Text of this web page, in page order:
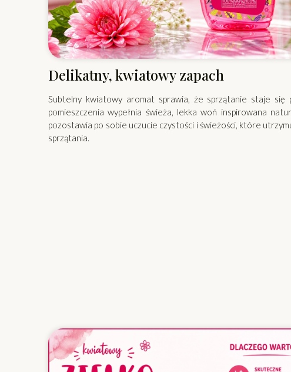
Delikatny, kwiatowy zapach
Subtelny kwiatowy aromat sprawia, że sprzątanie staje się
pomieszczenia wypełnia świeża, lekka woń inspirowana
pozostawia po sobie uczucie czystości i świeżości, które
sprzątania.